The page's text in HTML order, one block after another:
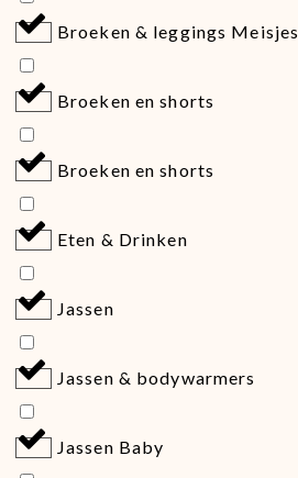
Broeken & leggings Meisjes
Broeken en shorts
Broeken en shorts
Eten & Drinken
Jassen
Jassen & bodywarmers
Jassen Baby